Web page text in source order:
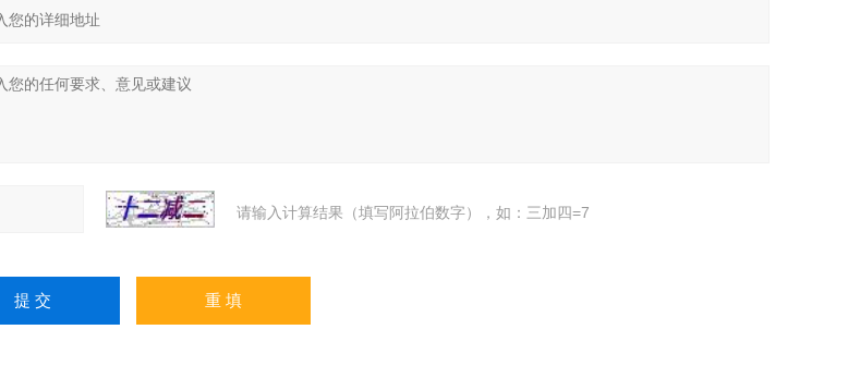
请输入计算结果（填写阿拉伯数字），如：三加四=7